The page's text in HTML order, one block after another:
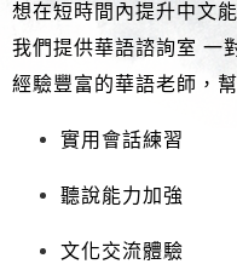
想在短時間內提升中文能
我們提供華語諮詢室 一
經驗豐富的華語老師，幫
實用會話練習
聽說能力加強
文化交流體驗